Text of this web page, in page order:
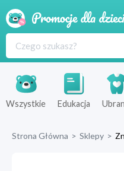
Wszystkie Edukacja
Strona Główna > Sklepy >